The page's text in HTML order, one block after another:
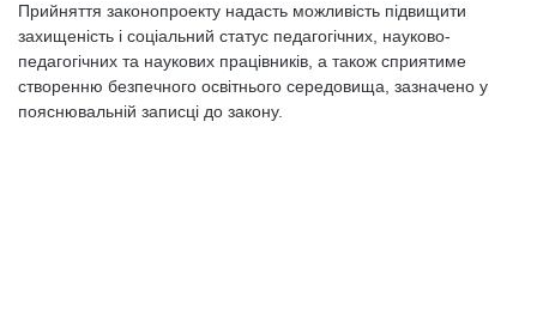
Прийняття законопроекту надасть можливість підвищити
захищеність і соціальний статус педагогічних, науково-
педагогічних та наукових працівників, а також сприятиме
створенню безпечного освітнього середовища, зазначено у
пояснювальній записці до закону.